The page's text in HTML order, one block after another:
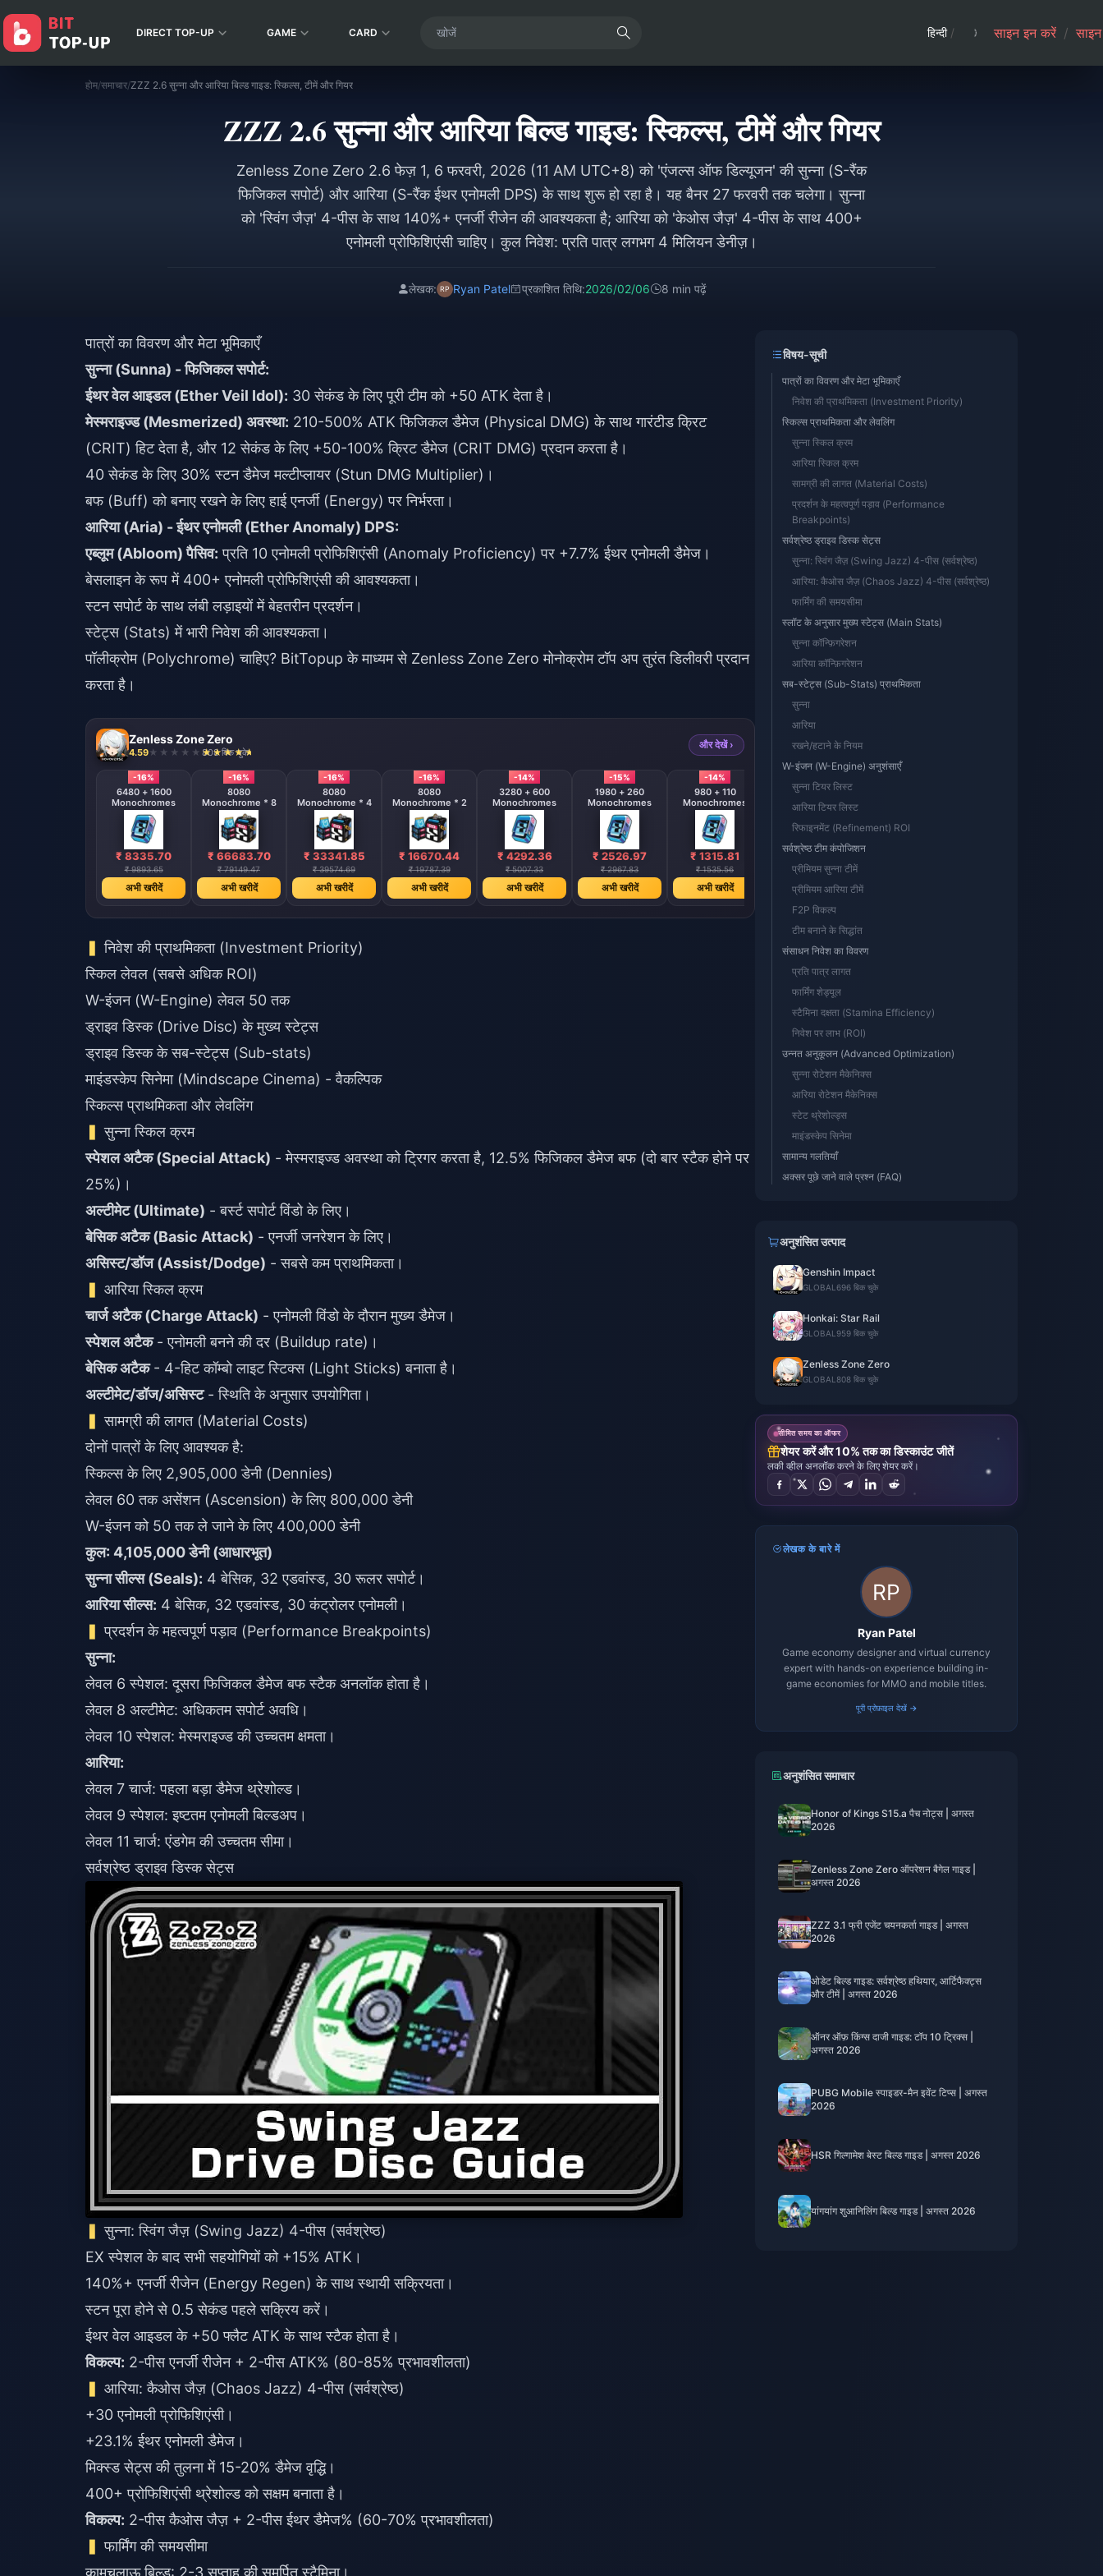
DIRECT TOP-UP GAME CARD हिन्दी / साइन इन करें /
होम/समाचार/ZZZ 2.6 सुन्ना और आरिया बिल्ड गाइड: स्किल्स, टीमें और गियर
ZZZ 2.6 सुन्ना और आरिया बिल्ड गाइड: स्किल्स, टीमें और गियर
Zenless Zone Zero 2.6 फेज़ 1, 6 फरवरी, 2026 (11 AM UTC+8) को 'एंजल्स ऑफ डिल्यूजन' की सुन्ना (S-रैंक
फिजिकल सपोर्ट) और आरिया (S-रैंक ईथर एनोमली DPS) के साथ शुरू हो रहा है। यह बैनर 27 फरवरी तक चलेगा। सुन्ना
को 'स्विंग जैज़' 4-पीस के साथ 140%+ एनर्जी रीजेन की आवश्यकता है; आरिया को 'केओस जैज़' 4-पीस के साथ 400+
एनोमली प्रोफिशिएंसी चाहिए। कुल निवेश: प्रति पात्र लगभग 4 मिलियन डेनीज़।
लेखक: Ryan Patel प्रकाशित तिथि:2026/02/06 8 min पढ़ें
पात्रों का विवरण और मेटा भूमिकाएँ
सुन्ना (Sunna) - फिजिकल सपोर्ट:
ईथर वेल आइडल (Ether Veil Idol): 30 सेकंड के लिए पूरी टीम को +50 ATK देता है।
मेस्मराइज्ड (Mesmerized) अवस्था: 210-500% ATK फिजिकल डैमेज (Physical DMG) के साथ गारंटीड क्रिट
(CRIT) हिट देता है, और 12 सेकंड के लिए +50-100% क्रिट डैमेज (CRIT DMG) प्रदान करता है।
40 सेकंड के लिए 30% स्टन डैमेज मल्टीप्लायर (Stun DMG Multiplier)।
बफ (Buff) को बनाए रखने के लिए हाई एनर्जी (Energy) पर निर्भरता।
आरिया (Aria) - ईथर एनोमली (Ether Anomaly) DPS:
एब्लूम (Abloom) पैसिव: प्रति 10 एनोमली प्रोफिशिएंसी (Anomaly Proficiency) पर +7.7% ईथर एनोमली डैमेज।
बेसलाइन के रूप में 400+ एनोमली प्रोफिशिएंसी की आवश्यकता।
स्टन सपोर्ट के साथ लंबी लड़ाइयों में बेहतरीन प्रदर्शन।
स्टेट्स (Stats) में भारी निवेश की आवश्यकता।
पॉलीक्रोम (Polychrome) चाहिए? BitTopup के माध्यम से Zenless Zone Zero मोनोक्रोम टॉप अपतुरंत डिलीवरी प्रदान
करता है।
Zenless Zone Zero
4.59 808 बिक चुके
और देखें ›
-16%
6480 + 1600
Monochromes
₹ 8335.70
₹ 9893.65
अभी खरीदें
-16%
8080
Monochrome * 8
₹ 66683.70
₹ 79149.47
अभी खरीदें
-16%
8080
Monochrome * 4
₹ 33341.85
₹ 39574.69
अभी खरीदें
-16%
8080
Monochrome * 2
₹ 16670.44
₹ 19787.39
अभी खरीदें
-14%
3280 + 600
Monochromes
₹ 4292.36
₹ 5007.33
अभी खरीदें
-15%
1980 + 260
Monochromes
₹ 2526.97
₹ 2967.83
अभी खरीदें
-14%
980 + 110
Monochromes
₹ 1315.81
₹ 1535.56
अभी खरीदें
300 + 30
Monochromes
₹ 424.39
₹ 494.93
अभी खरीदें
निवेश की प्राथमिकता (Investment Priority)
स्किल लेवल (सबसे अधिक ROI)
W-इंजन (W-Engine) लेवल 50 तक
ड्राइव डिस्क (Drive Disc) के मुख्य स्टेट्स
ड्राइव डिस्क के सब-स्टेट्स (Sub-stats)
माइंडस्केप सिनेमा (Mindscape Cinema) - वैकल्पिक
स्किल्स प्राथमिकता और लेवलिंग
सुन्ना स्किल क्रम
स्पेशल अटैक (Special Attack) - मेस्मराइज्ड अवस्था को ट्रिगर करता है, 12.5% फिजिकल डैमेज बफ (दो बार स्टैक होने पर
25%)।
अल्टीमेट (Ultimate) - बर्स्ट सपोर्ट विंडो के लिए।
बेसिक अटैक (Basic Attack) - एनर्जी जनरेशन के लिए।
असिस्ट/डॉज (Assist/Dodge) - सबसे कम प्राथमिकता।
आरिया स्किल क्रम
चार्ज अटैक (Charge Attack) - एनोमली विंडो के दौरान मुख्य डैमेज।
स्पेशल अटैक- एनोमली बनने की दर (Buildup rate)।
बेसिक अटैक- 4-हिट कॉम्बो लाइट स्टिक्स (Light Sticks) बनाता है।
अल्टीमेट/डॉज/असिस्ट- स्थिति के अनुसार उपयोगिता।
सामग्री की लागत (Material Costs)
दोनों पात्रों के लिए आवश्यक है:
स्किल्स के लिए 2,905,000 डेनी (Dennies)
लेवल 60 तक असेंशन (Ascension) के लिए 800,000 डेनी
W-इंजन को 50 तक ले जाने के लिए 400,000 डेनी
कुल: 4,105,000 डेनी (आधारभूत)
सुन्ना सील्स (Seals):
आरिया सील्स: 4 बेसिक, 32 एडवांस्ड, 30 कंट्रोलर एनोमली।
प्रदर्शन के महत्वपूर्ण पड़ाव (Performance Breakpoints)
सुन्ना:
लेवल 6 स्पेशल: दूसरा फिजिकल डैमेज बफ स्टैक अनलॉक होता है।
लेवल 8 अल्टीमेट: अधिकतम सपोर्ट अवधि।
लेवल 10 स्पेशल: मेस्मराइज्ड की उच्चतम क्षमता।
आरिया:
लेवल 7 चार्ज: पहला बड़ा डैमेज थ्रेशोल्ड।
लेवल 9 स्पेशल: इष्टतम एनोमली बिल्डअप।
लेवल 11 चार्ज: एंडगेम की उच्चतम सीमा।
सर्वश्रेष्ठ ड्राइव डिस्क सेट्स
सुन्ना: स्विंग जैज़ (Swing Jazz) 4-पीस (सर्वश्रेष्ठ)
EX स्पेशल के बाद सभी सहयोगियों को +15% ATK।
140%+ एनर्जी रीजेन (Energy Regen) के साथ स्थायी सक्रियता।
स्टन पूरा होने से 0.5 सेकंड पहले सक्रिय करें।
ईथर वेल आइडल के +50 फ्लैट ATK के साथ स्टैक होता है।
विकल्प: 2-पीस एनर्जी रीजेन + 2-पीस ATK% (80-85% प्रभावशीलता)
आरिया: कैओस जैज़ (Chaos Jazz) 4-पीस (सर्वश्रेष्ठ)
+30 एनोमली प्रोफिशिएंसी।
+23.1% ईथर एनोमली डैमेज।
मिक्स्ड सेट्स की तुलना में 15-20% डैमेज वृद्धि।
400+ प्रोफिशिएंसी थ्रेशोल्ड को सक्षम बनाता है।
विकल्प: 2-पीस कैओस जैज़ + 2-पीस ईथर डैमेज% (60-70% प्रभावशीलता)
फार्मिंग की समयसीमा
कामचलाऊ बिल्ड: 2-3 सप्ताह की समर्पित स्टैमिना।
विषय-सूची
पात्रों का विवरण और मेटा भूमिकाएँ
निवेश की प्राथमिकता (Investment Priority)
स्किल्स प्राथमिकता और लेवलिंग
सुन्ना स्किल क्रम
आरिया स्किल क्रम
सामग्री की लागत (Material Costs)
प्रदर्शन के महत्वपूर्ण पड़ाव (Performance
Breakpoints)
सर्वश्रेष्ठ ड्राइव डिस्क सेट्स
सुन्ना: स्विंग जैज़ (Swing Jazz) 4-पीस (सर्वश्रेष्ठ)
आरिया: कैओस जैज़ (Chaos Jazz) 4-पीस (सर्वश्रेष्ठ)
फार्मिंग की समयसीमा
स्लॉट के अनुसार मुख्य स्टेट्स (Main Stats)
सुन्ना कॉन्फ़िगरेशन
आरिया कॉन्फ़िगरेशन
सब-स्टेट्स (Sub-Stats) प्राथमिकता
सुन्ना
आरिया
रखने/हटाने के नियम
W-इंजन (W-Engine) अनुशंसाएँ
सुन्ना टियर लिस्ट
आरिया टियर लिस्ट
रिफाइनमेंट (Refinement) ROI
सर्वश्रेष्ठ टीम कंपोजिशन
प्रीमियम सुन्ना टीमें
प्रीमियम आरिया टीमें
F2P विकल्प
टीम बनाने के सिद्धांत
संसाधन निवेश का विवरण
प्रति पात्र लागत
फार्मिंग शेड्यूल
स्टैमिना दक्षता (Stamina Efficiency)
निवेश पर लाभ (ROI)
उन्नत अनुकूलन (Advanced Optimization)
सुन्ना रोटेशन मैकेनिक्स
आरिया रोटेशन मैकेनिक्स
स्टेट थ्रेशोल्ड्स
माइंडस्केप सिनेमा
सामान्य गलतियाँ
अक्सर पूछे जाने वाले प्रश्न (FAQ)
अनुशंसित उत्पाद
Genshin Impact
GLOBAL 696 बिक चुके
Honkai: Star Rail
GLOBAL 959 बिक चुके
Zenless Zone Zero
GLOBAL 808 बिक चुके
सीमित समय का ऑफर
शेयर करें और 10% तक का डिस्काउंट जीतें
लकी व्हील अनलॉक करने के लिए शेयर करें।
लेखक के बारे में
Ryan Patel
Game economy designer and virtual currency
expert with hands-on experience building in-
game economies for MMO and mobile titles.
पूरी प्रोफ़ाइल देखें →
अनुशंसित समाचार
Honor of Kings S15.a पैच नोट्स | अगस्त
2026
Zenless Zone Zero ऑपरेशन बैगेल गाइड |
अगस्त 2026
ZZZ 3.1 फ्री एजेंट चयनकर्ता गाइड | अगस्त
2026
ओडेट बिल्ड गाइड: सर्वश्रेष्ठ हथियार, आर्टिफैक्ट्स
और टीमें | अगस्त 2026
ऑनर ऑफ़ किंग्स दाजी गाइड: टॉप 10 ट्रिक्स |
अगस्त 2026
PUBG Mobile स्पाइडर-मैन इवेंट टिप्स | अगस्त
2026
HSR गिल्गामेश बेस्ट बिल्ड गाइड | अगस्त 2026
यांगयांग शुआनिलिंग बिल्ड गाइड | अगस्त 2026